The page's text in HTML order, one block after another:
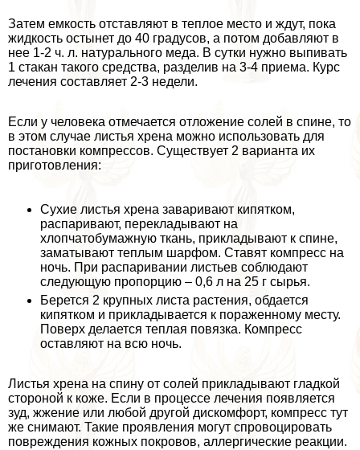
Затем емкость отставляют в теплое место и ждут, пока
жидкость остынет до 40 градусов, а потом добавляют в
нее 1-2 ч. л. натурального меда. В сутки нужно выпивать
1 стакан такого средства, разделив на 3-4 приема. Курс
лечения составляет 2-3 недели.
Если у человека отмечается отложение солей в спине, то
в этом случае листья хрена можно использовать для
постановки компрессов. Существует 2 варианта их
приготовления:
Сухие листья хрена заваривают кипятком,
распаривают, перекладывают на
хлопчатобумажную ткань, прикладывают к спине,
заматывают теплым шарфом. Ставят компресс на
ночь. При распаривании листьев соблюдают
следующую пропорцию – 0,6 л на 25 г сырья.
Берется 2 крупных листа растения, обдается
кипятком и прикладывается к пораженному месту.
Поверх делается теплая повязка. Компресс
оставляют на всю ночь.
Листья хрена на спину от солей прикладывают гладкой
стороной к коже. Если в процессе лечения появляется
зуд, жжение или любой другой дискомфорт, компресс тут
же снимают. Такие проявления могут спровоцировать
повреждения кожных покровов, аллергические реакции.